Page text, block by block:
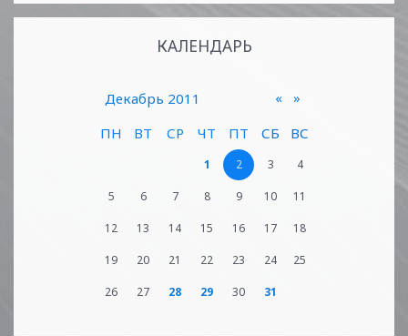
КАЛЕНДАРЬ
«
Декабрь 2011
»
ПН
ВТ СР ЧТ ПТ СБ ВС
1 2 3 4
5 6 7 8 9 10 11
12 13 14 15 16 17 18
19 20 21 22 23 24 25
26 27 28 29 30 31